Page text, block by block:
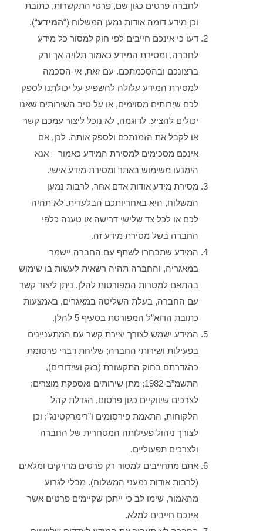
לחברה פרטים כגון שם, פרטי התקשרות, כתובת
וכן מידע דומה אודות נמען המשלוח (“המידע“).
דעו כי אינכם חייבים לפי חוק למסור כל מידע
לחברה, ומסירת המידע כאמור תלויה אך ורק
ברצונכם ובהסכמתכם. עם זאת, אי-הסכמה
למסירת המידע עלולה להשפיע על יכולתנו לספק
לכם שירותים מסוימים, או על טיב השירותים שאנו
יכולים להציע. לדוגמה, לא נוכל ליצור עמכם קשר
או לקבל את הזמנתכם ולספק אותה. לכן, אם
אינכם מסכימים למסירת המידע כאמור – אנא
הימנעו משימוש באתר ומסירת מידע אישי.
מסירת מידע אודות אדם אחר, לרבות נמען
המשלוח, היא באחריותכם הבלעדית. לא תהיה
לכם או לכל צד שלישי דרישה או טענה כלפי
החברה בשל מסירת מידע זה.
המידע שתבחרו לשתף עם החברה יישמר
במאגריה, והחברה תהיה רשאית לעשות בו שימוש
בהתאם למטרות המפורטות להלן. ניתן ליצור קשר
עם החברה, בעלת השליטה במאגרים, באמצעות
כתובת הדוא”ל המפורטת בסעיף 5 להלן.
המידע ישמש לצורך יצירת קשר עם המתעניינים
בפעילות ושירותי החברה; שליחת דברי פרסומת
כהגדרתם בחוק התקשורת (בזק ושידורים),
התשמ”ב-1982; מתן שירותים ואספקת מוצרים;
לצרכים שיווקיים כגון פרסום, הגדלת קהל
הלקוחות, התאמת פירסומים ו”רימרקטינג”; וכן
לצורך ניהול פעילותה המסחרית של החברה
ולצרכים תפעוליים.
אתם מתחייבים למסור רק פרטים מדויקים ומלאים
(לרבות אודות נמעני המשלוח). מבלי לגרוע
מהאמור, שימו לב כי ייתכן שקיימים פרטים אשר
אינכם חייבים למלא.